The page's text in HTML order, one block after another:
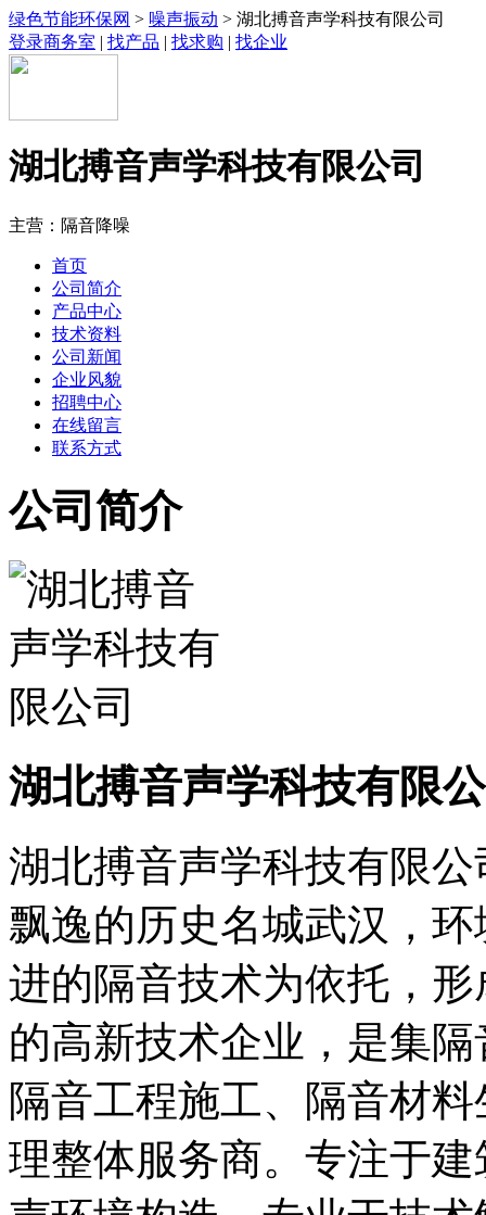
绿色节能环保网 > 噪声振动 > 湖北搏音声学科技有限公司
登录商务室 | 找产品 | 找求购 | 找企业
湖北搏音声学科技有限公司
主营：隔音降噪
首页
公司简介
产品中心
技术资料
公司新闻
企业风貌
招聘中心
在线留言
联系方式
公司简介
湖北搏音声学科技有限
湖北搏音声学科技有限
飘逸的历史名城武汉，
进的隔音技术为依托，
的高新技术企业，是集
隔音工程施工、隔音材
理整体服务商。专注于